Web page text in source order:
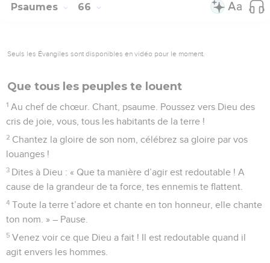
Psaumes 66
Seuls les Évangiles sont disponibles en vidéo pour le moment.
Que tous les peuples te louent
1 Au chef de chœur. Chant, psaume. Poussez vers Dieu des
cris de joie, vous, tous les habitants de la terre !
2 Chantez la gloire de son nom, célébrez sa gloire par vos
louanges !
3 Dites à Dieu : « Que ta manière d’agir est redoutable ! A
cause de la grandeur de ta force, tes ennemis te flattent.
4 Toute la terre t’adore et chante en ton honneur, elle chante
ton nom. » – Pause.
5 Venez voir ce que Dieu a fait ! Il est redoutable quand il
agit envers les hommes.